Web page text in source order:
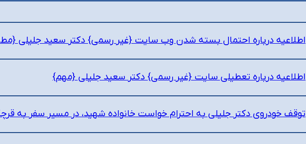
اطلاعیه درباره احتمال بسته شدن وب سایت {غیر رسمی} دکتر سعید جلیلی
اطلاعیه درباره تعطیلی سایت {غیر رسمی} دکتر سعید جلیلی {مهم}
توقف خودروی دکتر جلیلی به احترام خواست خانواده شهید، در مسیر سفر به